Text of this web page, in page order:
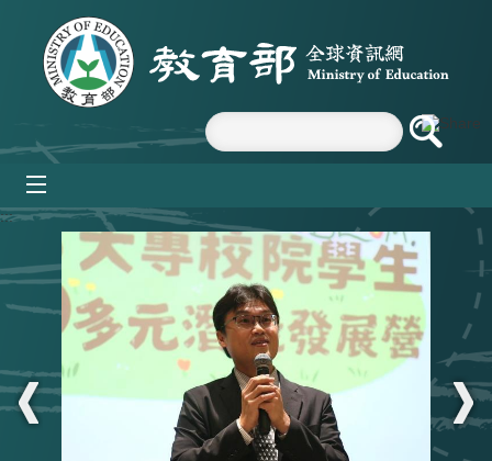
跳到主要內容區塊
:::